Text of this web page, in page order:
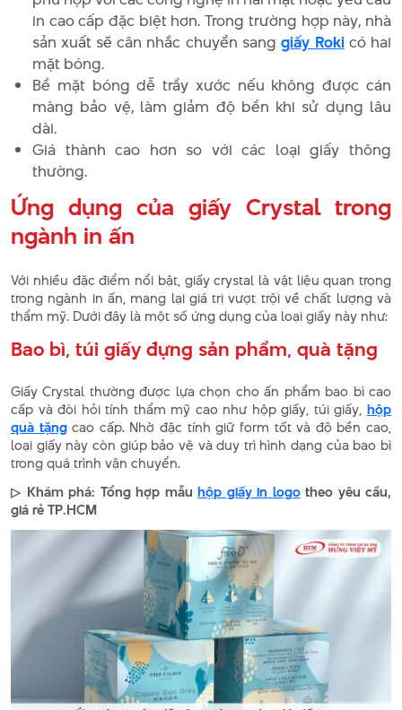
in cao cấp đặc biệt hơn. Trong trường hợp này, nhà
sản xuất sẽ cân nhắc chuyển sang giấy Rokicó hai
mặt bóng.
Bề mặt bóng dễ trầy xước nếu không được cán
màng bảo vệ, làm giảm độ bền khi sử dụng lâu
dài.
Giá thành cao hơn so với các loại giấy thông
thường.
Ứng dụng của giấy Crystal trong
ngành in ấn
Với nhiều đặc điểm nổi bật, giấy crystal là vật liệu quan trọng
trong ngành in ấn, mang lại giá trị vượt trội về chất lượng và
thẩm mỹ. Dưới đây là một số ứng dụng của loại giấy này như:
Bao bì, túi giấy đựng sản phẩm, quà tặng
Giấy Crystal thường được lựa chọn cho ấn phẩm bao bì cao
cấp và đòi hỏi tính thẩm mỹ cao như hộp giấy, túi giấy, hộp
quà tặngcao cấp. Nhờ đặc tính giữ form tốt và độ bền cao,
loại giấy này còn giúp bảo vệ và duy trì hình dạng của bao bì
trong quá trình vận chuyển.
▷ Khám phá: Tổng hợp mẫuhộp giấy in logotheo yêu cầu,
giá rẻ TP.HCM